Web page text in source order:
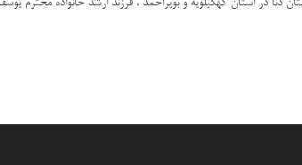
و بویراحمد ، فرزند ارشد خانواده محترم یوسف خواه که متاسفانه 14 سال قبل با